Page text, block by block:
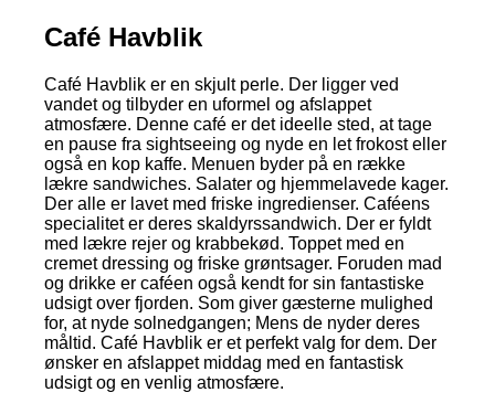
Café Havblik
Café Havblik er en skjult perle. Der ligger ved
vandet og tilbyder en uformel og afslappet
atmosfære. Denne café er det ideelle sted, at tage
en pause fra sightseeing og nyde en let frokost eller
også en kop kaffe. Menuen byder på en række
lækre sandwiches. Salater og hjemmelavede kager.
Der alle er lavet med friske ingredienser. Caféens
specialitet er deres skaldyrssandwich. Der er fyldt
med lækre rejer og krabbekød. Toppet med en
cremet dressing og friske grøntsager. Foruden mad
og drikke er caféen også kendt for sin fantastiske
udsigt over fjorden. Som giver gæsterne mulighed
for, at nyde solnedgangen; Mens de nyder deres
måltid. Café Havblik er et perfekt valg for dem. Der
ønsker en afslappet middag med en fantastisk
udsigt og en venlig atmosfære.